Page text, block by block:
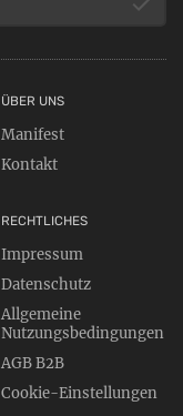
RECHTLICHES
Impressum
Datenschutz
Allgemeine
Nutzungsbedingungen
AGB B2B
Cookie-Einstellungen
ÜBER UNS
Manifest
Kontakt